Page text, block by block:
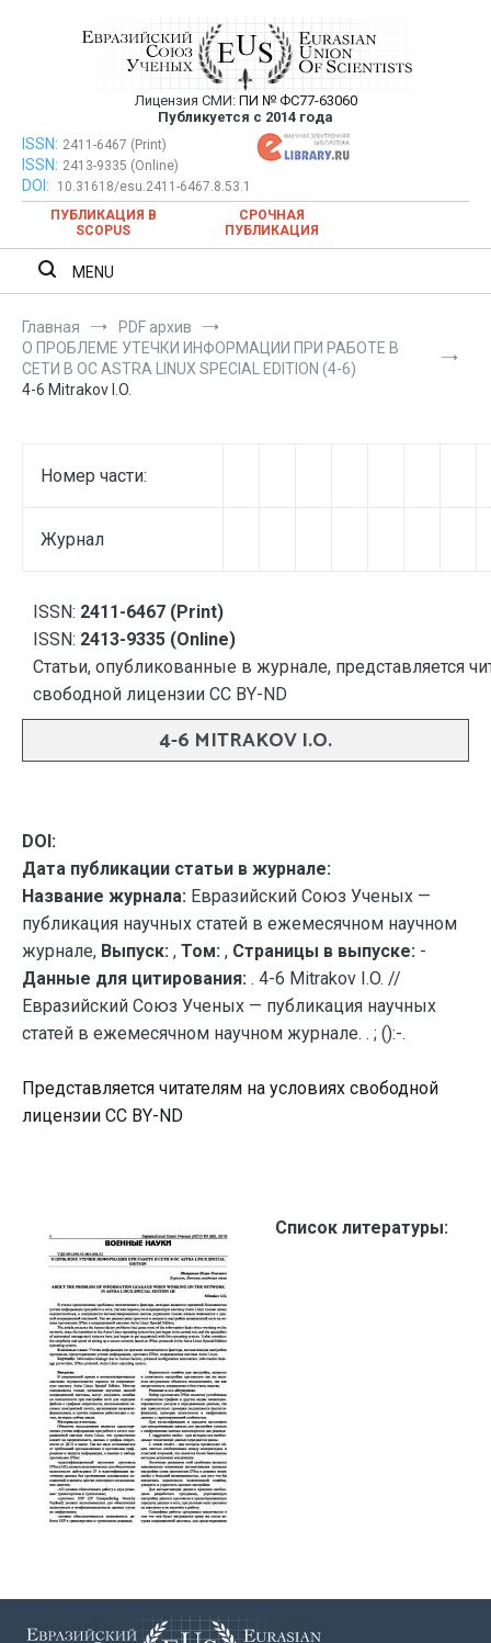
Евразийский Союз Ученых —
публикация научных статей в
ежемесячном научном журнале
Лицензия СМИ: ПИ № ФС77-63060
Публикуется с 2014 года
Евразийский Союз Ученых — публикация научных статей в
ежемесячном научном журнале
ISSN: 2411-6467 (Print)
ISSN: 2413-9335 (Online)
DOI:
10.31618/esu.2411-6467.8.53.1
ПУБЛИКАЦИЯ В
SCOPUS
СРОЧНАЯ
ПУБЛИКАЦИЯ
MENU
Главная
PDF архив
О ПРОБЛЕМЕ УТЕЧКИ ИНФОРМАЦИИ ПРИ РАБОТЕ В
СЕТИ В ОС ASTRA LINUX SPECIAL EDITION (4-6)
4-6 Mitrakov I.O.
Номер части:
Журнал
ISSN: 2411-6467 (Print)
ISSN: 2413-9335 (Online)
Статьи, опубликованные в журнале, представляется
свободной лицензии CC BY-ND
4-6 MITRAKOV I.O.
DOI:
Дата публикации статьи в журнале:
Название журнала: Евразийский Союз Ученых —
публикация научных статей в ежемесячном научном
журнале, Выпуск: , Том: , Страницы в выпуске: -
Данные для цитирования: . 4-6 Mitrakov I.O. //
Евразийский Союз Ученых — публикация научных
статей в ежемесячном научном журнале. . ; ():-.
Представляется читателям на условиях свободной
лицензии CC BY-ND
Список литературы: